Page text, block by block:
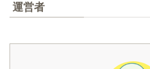
運営者